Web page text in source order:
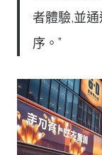
者體驗,並
序。”